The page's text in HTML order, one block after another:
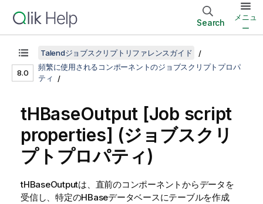
Search
メニュ
ー
8.0
Talendジョブスクリプトリファレンスガイド
頻繁に使用されるコンポーネントのジョブスクリプトプロパ
ティ
tHBaseOutput [Job script
properties] (ジョブスクリ
プトプロパティ)
tHBaseOutputは、直前のコンポーネントからデータを
受信し、特定のHBaseデータベースにテーブルを作成